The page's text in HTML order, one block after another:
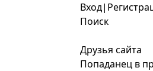
Вход|
Поиск
Друзья сайта
Попаданец в